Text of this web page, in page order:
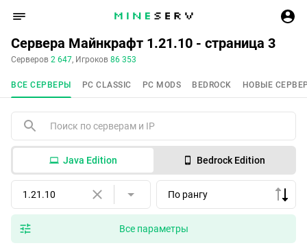
Сервера Майнкрафт 1.21.10 - страница 3
Серверов 2 647, Игроков 86 353
ВСЕ СЕРВЕРЫ PC CLASSIC PC MODS BEDROCK НОВЫЕ
Java Edition Bedrock Edition
1.21.10 По рангу
Все параметры